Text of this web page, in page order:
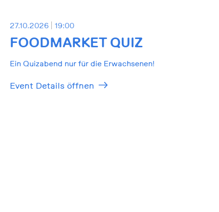
27.10.2026 19:00
FOODMARKET QUIZ
Ein Quizabend nur für die Erwachsenen!
Event Details öffnen